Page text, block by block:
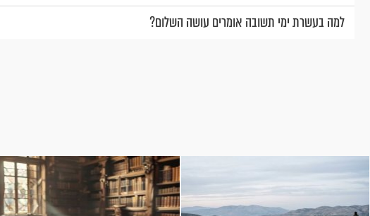
למה בעשרת ימי תשובה אומרים עושה השלום?